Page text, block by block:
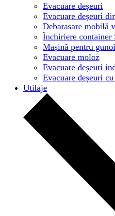
Evacuare deșeuri
Evacuare deșeuri
Debarasare mobilă
Închiriere container
Mașină pentru gunoi
Evacuare moloz
Evacuare deșeuri
Evacuare deșeuri
Utilaje